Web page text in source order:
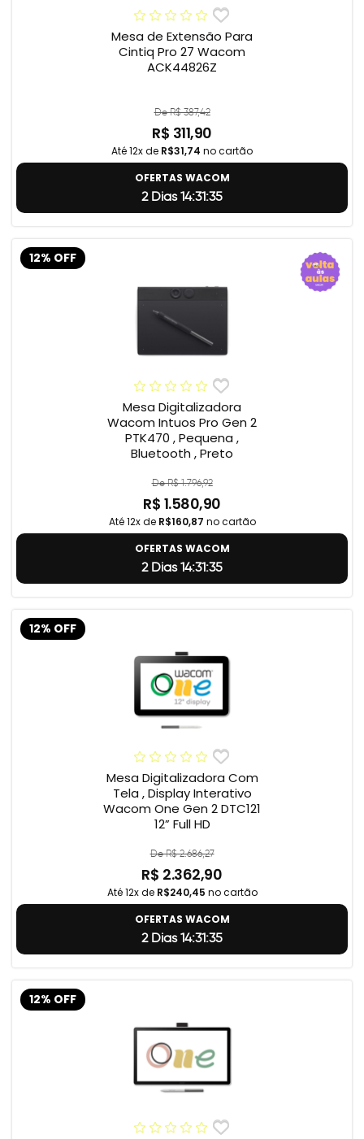
Mesa de Extensão Para
Cintiq Pro 27 Wacom
ACK44826Z
De R$ 387,42
R$ 311,90
Até 12x de R$31,74 no cartão
OFERTAS WACOM
2 Dias 14:31:34
12% OFF
Mesa Digitalizadora
Wacom Intuos Pro Gen 2
PTK470 , Pequena ,
Bluetooth , Preto
De R$ 1.796,92
R$ 1.580,90
Até 12x de R$160,87 no cartão
OFERTAS WACOM
2 Dias 14:31:34
12% OFF
Mesa Digitalizadora Com
Tela , Display Interativo
Wacom One Gen 2 DTC121
12” Full HD
De R$ 2.686,27
R$ 2.362,90
Até 12x de R$240,45 no cartão
OFERTAS WACOM
2 Dias 14:31:34
12% OFF